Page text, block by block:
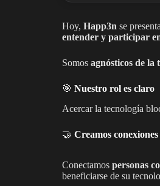
Hoy, Happ3n se
entender y participar
Somos agnósticos de la
🎯 Nuestro rol es claro
Acercar la tecnología
🤝 Creamos conexiones
Conectamos personas
beneficiarse de su